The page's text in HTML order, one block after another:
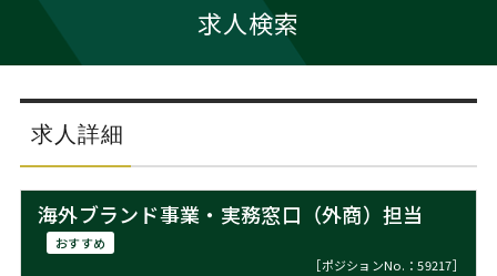
アクシアムの特長
コンサ
サービス案内 キャリ
コンサルタントの紹介
キャリア支援 TOP
キャリアデザイン講座
（最新求人市場動向）
MBAの
ステージ別アドバイス
MBAの転職事例
MBAからのFAQ
日本か
転職ツール TOP
英文レジュメの書き方 パワー
職務経歴書の書き方
よくある面接Q&A集
転職コラム TOP
“展”職相談室
転職市場の明日をよめ
転職成功への4つの鍵
イベント・セミナー TOP
ジョブフェア
キャリアデザインセミナー
キャリアフォーラム
会社概要 TOP
沿革
主なクライアント
採用情報
求人検索
求人詳細
海外ブランド事業・実務窓口（外商）担当
おすすめ
［ポジションNo.：59217］